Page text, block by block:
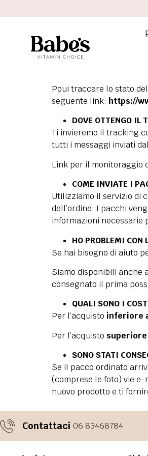
Poui traccare lo stato
seguente link: https://
DOVE OTTENGO IL
Ti invieremo il tracking
tutti i messaggi inviati
Link per il monitoraggio
COME INVIATE I
Utilizziamo il servizio di
dell’ordine. I pacchi
informazioni necessarie
HO PROBLEMI CON
Se hai bisogno di aiuto
Siamo disponibili anche
consegnato il prima
QUALI SONO I
Per l’acquisto inferiore
Per l’acquisto superiore
SONO STATI
Se il pacco ordinato
(comprese le foto) vie e-
nuovo prodotto e ti
Contattaci 06 83468784